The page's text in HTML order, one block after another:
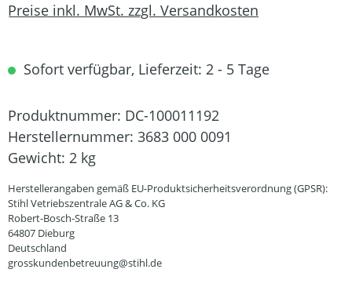
Preise inkl. MwSt. zzgl. Versandkosten
Sofort verfügbar, Lieferzeit: 2 - 5 Tage
Produktnummer: DC-100011192
Herstellernummer: 3683 000 0091
Gewicht: 2 kg
Herstellerangaben gemäß EU-Produktsicherheitsverordnung (GPSR):
Stihl Vetriebszentrale AG & Co. KG
Robert-Bosch-Straße 13
64807 Dieburg
Deutschland
grosskundenbetreuung@stihl.de